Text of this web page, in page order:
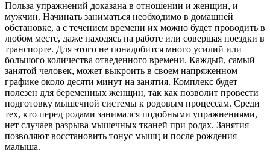
Польза упражнений доказана в отношении и женщин, и
мужчин. Начинать заниматься необходимо в домашней
обстановке, а с течением времени их можно будет проводить в
любом месте, даже находясь на работе или совершая поездки в
транспорте. Для этого не понадобится много усилий или
большого количества отведенного времени. Каждый, самый
занятой человек, может выкроить в своем напряженном
графике около десяти минут на занятия. Комплекс будет
полезен для беременных женщин, так как позволит провести
подготовку мышечной системы к родовым процессам. Среди
тех, кто перед родами занимался подобными упражнениями,
нет случаев разрыва мышечных тканей при родах. Занятия
позволяют восстановить тонус мышц и после рождения
малыша.